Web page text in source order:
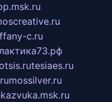
c.ru
tesiaes.ru
mossilver.ru